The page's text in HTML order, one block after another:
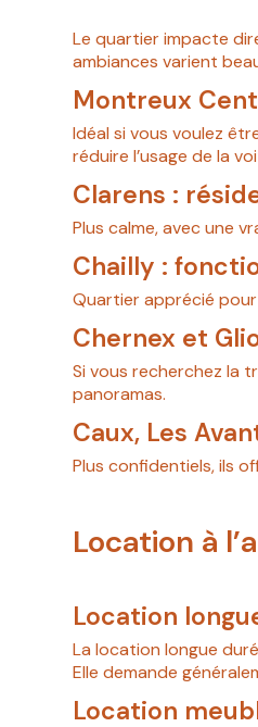
Le quartier impacte
ambiances varient
Montreux
Idéal si vous voulez
réduire l’usage de la
Clarens :
Plus calme, avec une
Chailly :
Quartier apprécié
Chernex et
Si vous recherchez la
panoramas.
Caux, Les
Plus confidentiels, ils
Location à
Location
La location longue
Elle demande
Location